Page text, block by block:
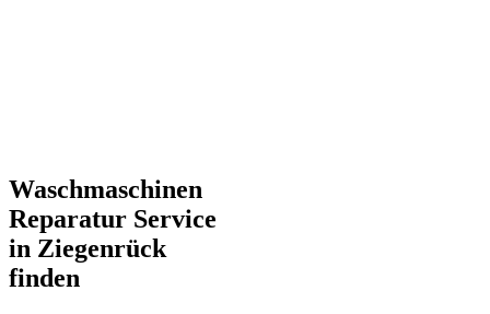
Waschmaschinen
Reparatur Service
in Ziegenrück
finden